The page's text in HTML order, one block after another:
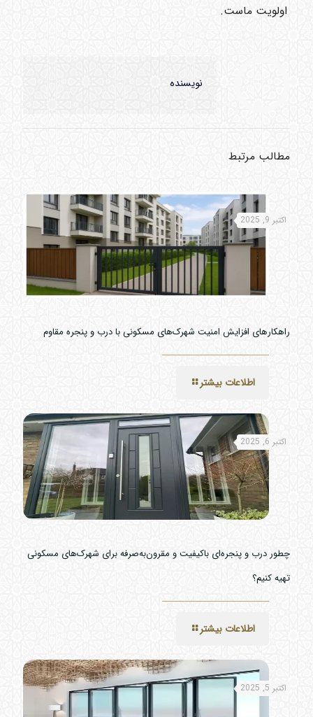
اولویت ماست.
نویسنده
مطالب مرتبط
اکتبر 9, 2025
راهکارهای افزایش امنیت شهرک‌های مسکونی با درب و پنجره مقاوم
اطلاعات بیشتر
اکتبر 6, 2025
چطور درب و پنجره‌ای باکیفیت و مقرون‌به‌صرفه برای شهرک‌های مسکونی
تهیه کنیم؟
اطلاعات بیشتر
اکتبر 5, 2025